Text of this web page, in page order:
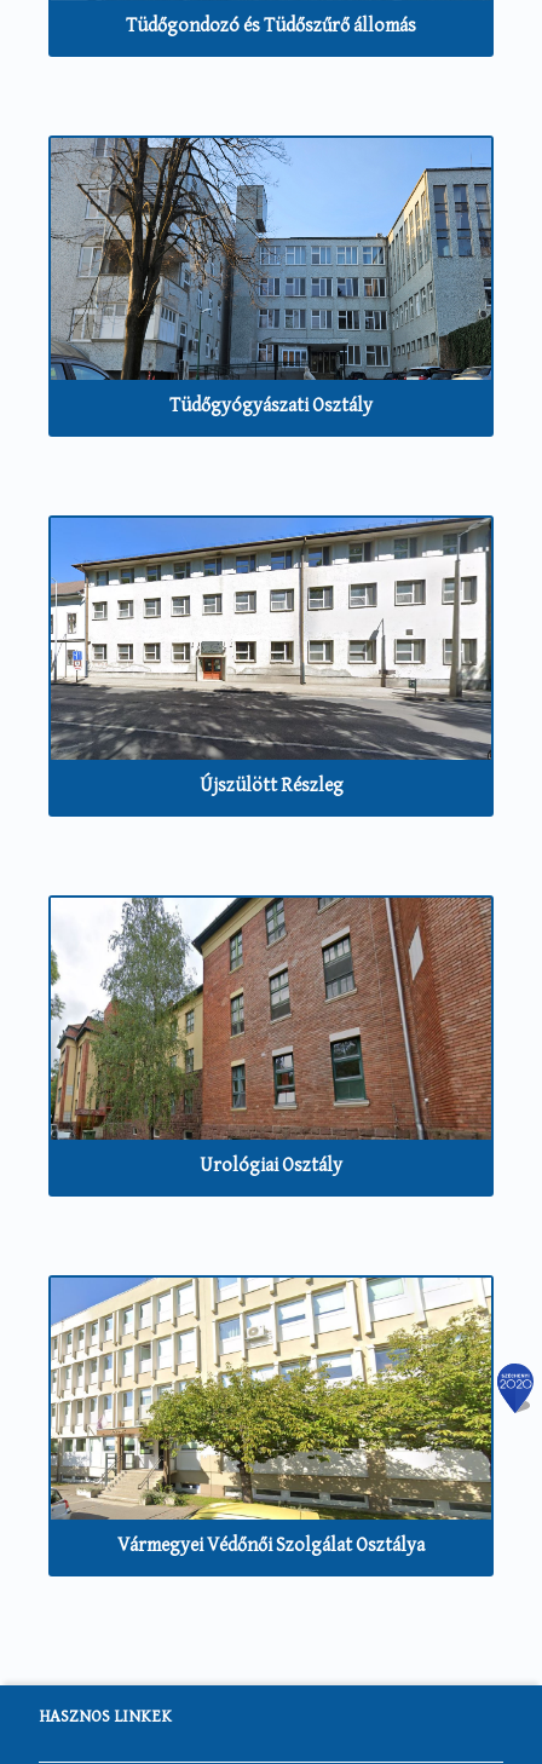
Tüdőgondozó és Tüdőszűrő állomás
Tüdőgyógyászati Osztály
Újszülött Részleg
Urológiai Osztály
Vármegyei Védőnői Szolgálat Osztálya
HASZNOS LINKEK